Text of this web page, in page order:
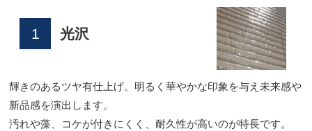
1 光沢
輝きのあるツヤ有仕上げ。明るく華やかな印象を与え未来感や
新品感を演出します。
汚れや藻、コケが付きにくく、耐久性が高いのが特長です。